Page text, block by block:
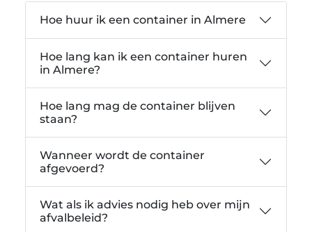
Hoe huur ik een container in Almere
Hoe lang kan ik een container huren
in Almere?
Hoe lang mag de container blijven
staan?
Wanneer wordt de container
afgevoerd?
Wat als ik advies nodig heb over mijn
afvalbeleid?